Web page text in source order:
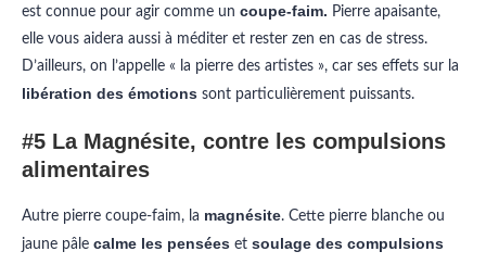
est connue pour agir comme un coupe-faim. Pierre apaisante,
elle vous aidera aussi à méditer et rester zen en cas de stress.
D’ailleurs, on l’appelle « la pierre des artistes », car ses effets sur la
libération des émotions sont particulièrement puissants.
#5 La Magnésite, contre les compulsions
alimentaires
Autre pierre coupe-faim, la magnésite. Cette pierre blanche ou
jaune pâle calme les pensées et soulage des compulsions